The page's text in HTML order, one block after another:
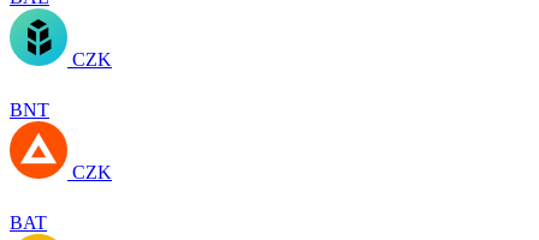
CZK
BNT
CZK
BAT